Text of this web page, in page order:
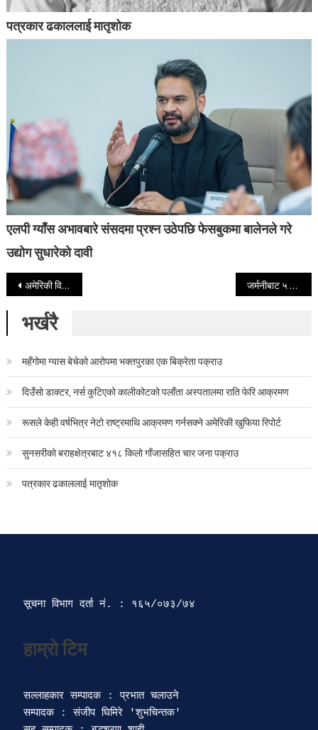
पत्रकार ढकाललाई मातृशोक
एलपी ग्याँस अभावबारे संसदमा प्रश्न उठेपछि फेसबुकमा बालेनले गरे
उद्योग सुधारेको दावी
Post navigation
अमेरिकी विशेष दूत राजनीतिक भेटघाटमा व्यस्त, आज क-कसलाई भेटे ? जर्मनीबाट ५ हजार सेना फिर्ता गर्दै अमेरिका
भर्खरै
महँगोमा ग्यास बेचेको आरोपमा भक्तपुरका एक बिक्रेता पक्राउ
दिउँसो डाक्टर, नर्स कुटिएको कालीकोटको पलाँता अस्पतालमा राति फेरि आक्रमण
रूसले केही वर्षभित्र नेटो राष्ट्रमाथि आक्रमण गर्नसक्ने अमेरिकी खुफिया रिपोर्ट
सुनसरीको बराहक्षेत्रबाट ४१८ किलो गाँजासहित चार जना पक्राउ
पत्रकार ढकाललाई मातृशोक
सूचना विभाग दर्ता‍ नं. : १६५/०७३/७४
हाम्रो टिम
सल्लाहकार सम्पादक : प्रभात चलाउने
सम्पादक : संजीप घिमिरे 'शुभचिन्तक'